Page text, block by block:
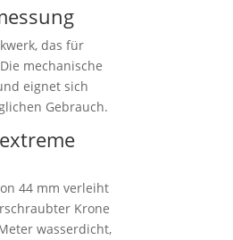
das für
mechanische
eignet sich
Gebrauch.
44 mm verleiht
Krone
wasserdicht,